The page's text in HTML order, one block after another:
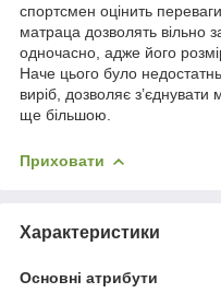
спортсмен оцінить
матраца дозволять вільно
одночасно, адже його
Наче цього було
виріб, дозволяє
ще більшою.
Приховати
Характеристики
Основні атрибути